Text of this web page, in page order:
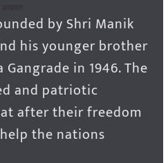
by Shri Manik
his younger brother
in 1946. The
and patriotic
after their freedom
the nations